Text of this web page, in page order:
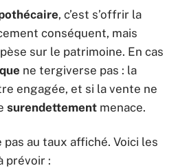
, c’est s’offrir la
conséquent, mais
sur le patrimoine. En cas
ne tergiverse pas : la
engagée, et si la vente ne
surendettement menace.
pas au taux affiché. Voici les
prévoir :